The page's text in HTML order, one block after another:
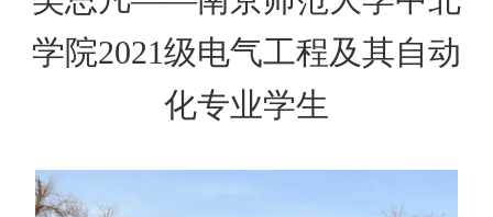
学院2021级电气工程及其自动
化专业学生